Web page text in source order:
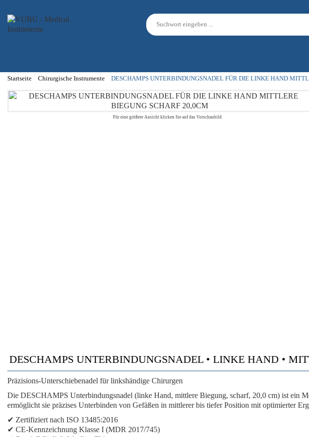
Startseite Chirurgische Instrumente DESCHAMPS UNTERBINDUNGSNADEL FÜR DIE LINKE HAND
Für eine größere Ansicht klicken Sie auf das Vorschaubild
DESCHAMPS UNTERBINDUNGSNADEL • LINKE HAND •
Präzisions-Unterschiebenadel für linkshändige Chirurgen
Die DESCHAMPS Unterbindungsnadel (linke Hand, mittlere Biegung, scharf, 20,0 cm) ist ein
ermöglicht sie präzises Unterbinden von Gefäßen in mittlerer bis tiefer Position mit optimierter
✔ Zertifiziert nach ISO 13485:2016
✔ CE-Kennzeichnung Klasse I (MDR 2017/745)